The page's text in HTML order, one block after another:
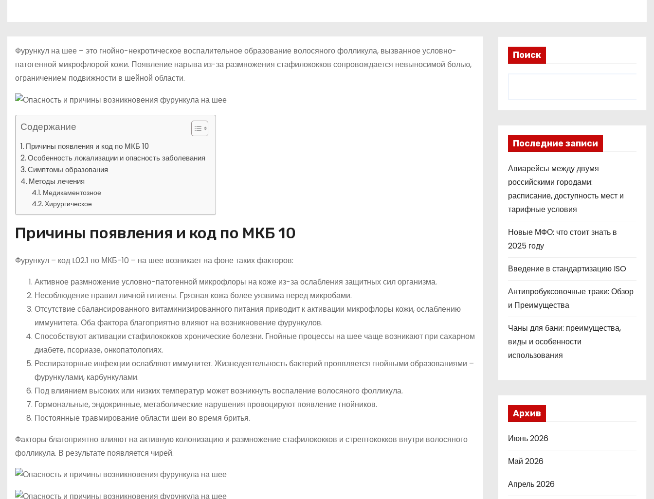
Фурункул на шее – это гнойно-некротическое воспалительное образование волосяного фолликула, вызванное условно-
патогенной микрофлорой кожи. Появление нарыва из-за размножения стафилококков сопровождается невыносимой болью,
ограничением подвижности в шейной области.
Содержание
Причины появления и код по МКБ 10
Особенность локализации и опасность заболевания
Симптомы образования
Методы лечения
Медикаментозное
Хирургическое
Причины появления и код по МКБ 10
Фурункул – код L02.1 по МКБ-10 – на шее возникает на фоне таких факторов:
Активное размножение условно-патогенной микрофлоры на коже из-за ослабления защитных сил организма.
Несоблюдение правил личной гигиены. Грязная кожа более уязвима перед микробами.
Отсутствие сбалансированного витаминизированного питания приводит к активации микрофлоры кожи, ослаблению
иммунитета. Оба фактора благоприятно влияют на возникновение фурункулов.
Способствуют активации стафилококков хронические болезни. Гнойные процессы на шее чаще возникают при сахарном
диабете, псориазе, онкопатологиях.
Респираторные инфекции ослабляют иммунитет. Жизнедеятельность бактерий проявляется гнойными образованиями –
фурункулами, карбункулами.
Под влиянием высоких или низких температур может возникнуть воспаление волосяного фолликула.
Гормональные, эндокринные, метаболические нарушения провоцируют появление гнойников.
Постоянные травмирование области шеи во время бритья.
Факторы благоприятно влияют на активную колонизацию и размножение стафилококков и стрептококков внутри волосяного
фолликула. В результате появляется чирей.
Поиск
Последние записи
Авиарейсы между двумя
российскими городами:
расписание, доступность мест и
тарифные условия
Новые МФО: что стоит знать в
2025 году
Введение в стандартизацию ISO
Антипробуксовочные траки: Обзор
и Преимущества
Чаны для бани: преимущества,
виды и особенности
использования
Архив
Июнь 2026
Май 2026
Апрель 2026